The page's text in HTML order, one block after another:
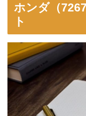
ホンダ（
ト